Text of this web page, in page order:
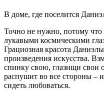
В доме, где поселится
Точно не нужно, потому
лукавыми космическими
Грациозная красота
произведения искусства.
спинку свою, глазищи свои
распушит во все стороны –
сидеть любоваться.